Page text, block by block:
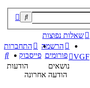
שאלות נפוצות
התחברות
הרשמה
VGF
פורומים פייסבוק
נושאים
הודעות
הודעה אחרונה